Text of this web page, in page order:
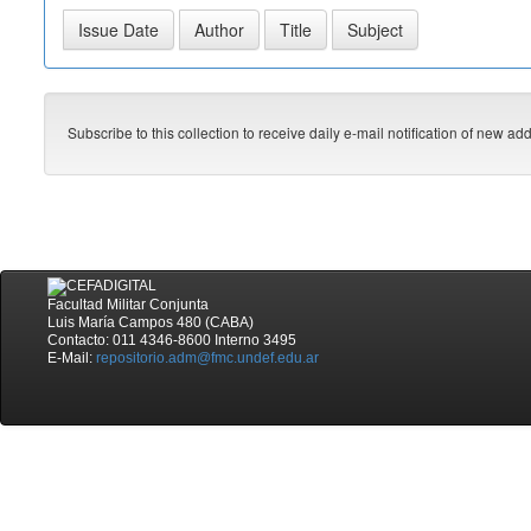
Subscribe to this collection to receive daily e-mail notification of new
Facultad Militar Conjunta
Luis María Campos 480 (CABA)
Contacto: 011 4346-8600 Interno 3495
E-Mail: repositorio.adm@fmc.undef.edu.ar